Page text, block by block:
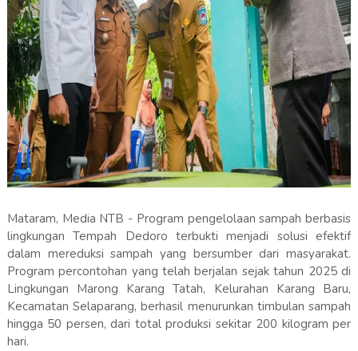
Mataram, Media NTB - Program pengelolaan sampah berbasis
lingkungan Tempah Dedoro terbukti menjadi solusi efektif
dalam mereduksi sampah yang bersumber dari masyarakat.
Program percontohan yang telah berjalan sejak tahun 2025 di
Lingkungan Marong Karang Tatah, Kelurahan Karang Baru,
Kecamatan Selaparang, berhasil menurunkan timbulan sampah
hingga 50 persen, dari total produksi sekitar 200 kilogram per
hari.